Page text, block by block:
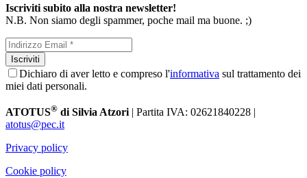
Iscriviti subito alla nostra newsletter!
N.B. Non siamo degli spammer, poche mail ma buone. ;)
Dichiaro di aver letto e compreso l'informativa sul trattamento dei
miei dati personali.
ATOTUS® di Silvia Atzori | Partita IVA: 02621840228 |
atotus@pec.it
Privacy policy
Cookie policy